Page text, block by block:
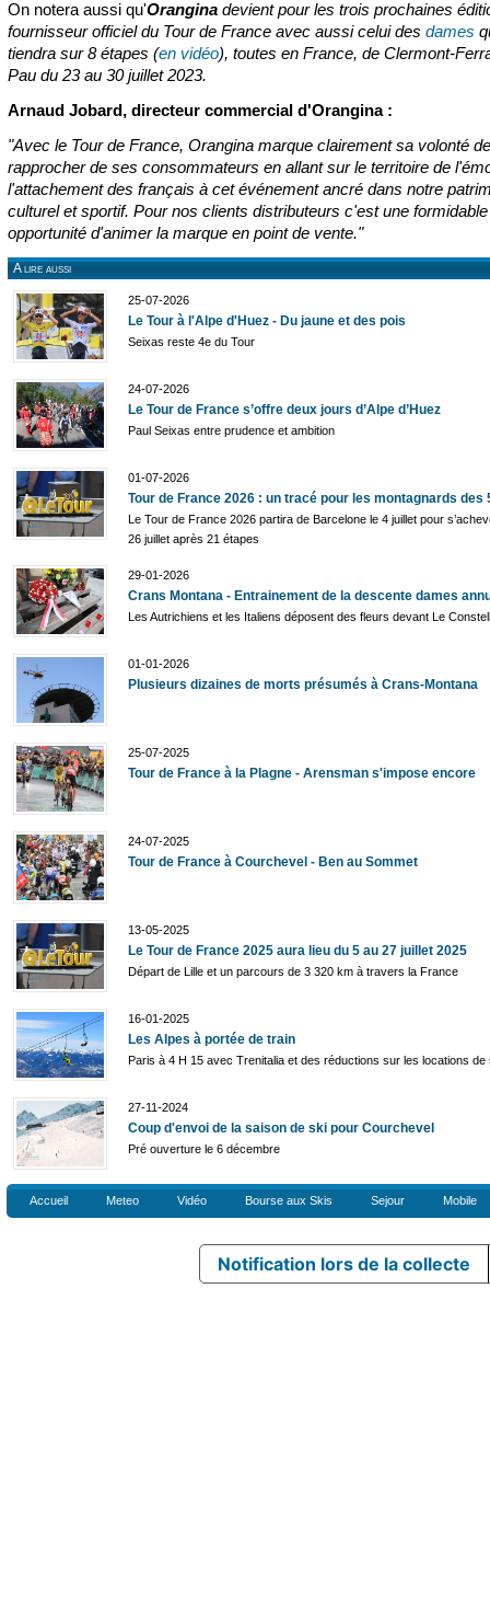
On notera aussi qu'Orangina devient pour les trois prochaines
fournisseur officiel du Tour de France avec aussi celui des dames
tiendra sur 8 étapes (en vidéo), toutes en France, de Clermont-
Pau du 23 au 30 juillet 2023.
Arnaud Jobard, directeur commercial d'Orangina :
"Avec le Tour de France, Orangina marque clairement sa volonté
rapprocher de ses consommateurs en allant sur le territoire de
l'attachement des français à cet événement ancré dans notre
culturel et sportif. Pour nos clients distributeurs c'est une formidable
opportunité d'animer la marque en point de vente."
A lire aussi
25-07-2026
Le Tour à l'Alpe d'Huez - Du jaune et des pois
Seixas reste 4e du Tour
24-07-2026
Le Tour de France s’offre deux jours d’Alpe d’Huez
Paul Seixas entre prudence et ambition
01-07-2026
Tour de France 2026 : un tracé pour les montagnards des
Le Tour de France 2026 partira de Barcelone le 4 juillet pour
26 juillet après 21 étapes
29-01-2026
Crans Montana - Entrainement de la descente dames
Les Autrichiens et les Italiens déposent des fleurs devant Le
01-01-2026
Plusieurs dizaines de morts présumés à Crans-Montana
25-07-2025
Tour de France à la Plagne - Arensman s'impose encore
24-07-2025
Tour de France à Courchevel - Ben au Sommet
13-05-2025
Le Tour de France 2025 aura lieu du 5 au 27 juillet 2025
Départ de Lille et un parcours de 3 320 km à travers la France
16-01-2025
Les Alpes à portée de train
Paris à 4 H 15 avec Trenitalia et des réductions sur les locations de
27-11-2024
Coup d'envoi de la saison de ski pour Courchevel
Pré ouverture le 6 décembre
Accueil Meteo Vidéo Bourse aux Skis Sejour Mobile
Notification lors de la collecte